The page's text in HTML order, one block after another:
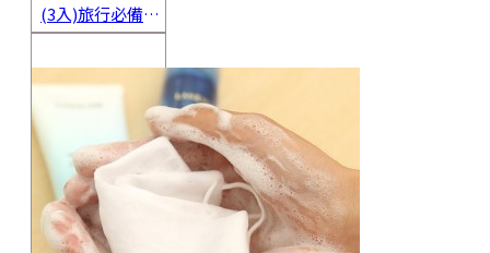
(3入)旅行必備密封香皂收納盒 方便攜帶防水海綿肥皂盒 香皂盒